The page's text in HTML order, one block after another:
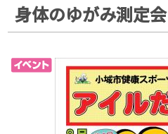
身体のゆがみ測定会